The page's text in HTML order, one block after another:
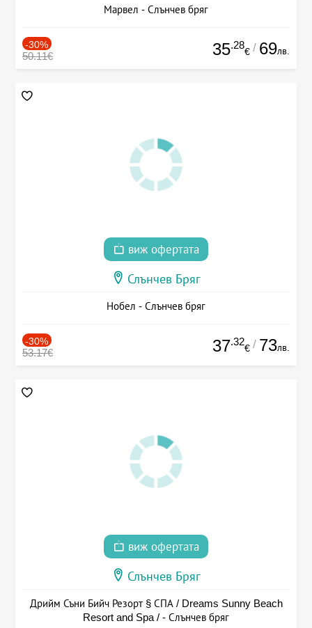
Марвел - Слънчев бряг
-30%
50.11€ 35.28
€ / 69лв.
виж офертата
Слънчев Бряг
Нобел - Слънчев бряг
-30%
53.17€ 37.32
€ / 73лв.
виж офертата
Слънчев Бряг
Дрийм Съни Бийч Резорт § СПА / Dreams Sunny Beach
Resort and Spa / - Слънчев бряг